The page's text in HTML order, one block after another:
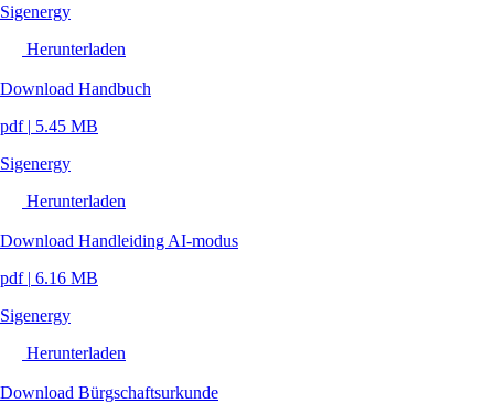
Sigenergy
Herunterladen
Download Handbuch
pdf | 5.45 MB
Sigenergy
Herunterladen
Download Handleiding AI-modus
pdf | 6.16 MB
Sigenergy
Herunterladen
Download Bürgschaftsurkunde